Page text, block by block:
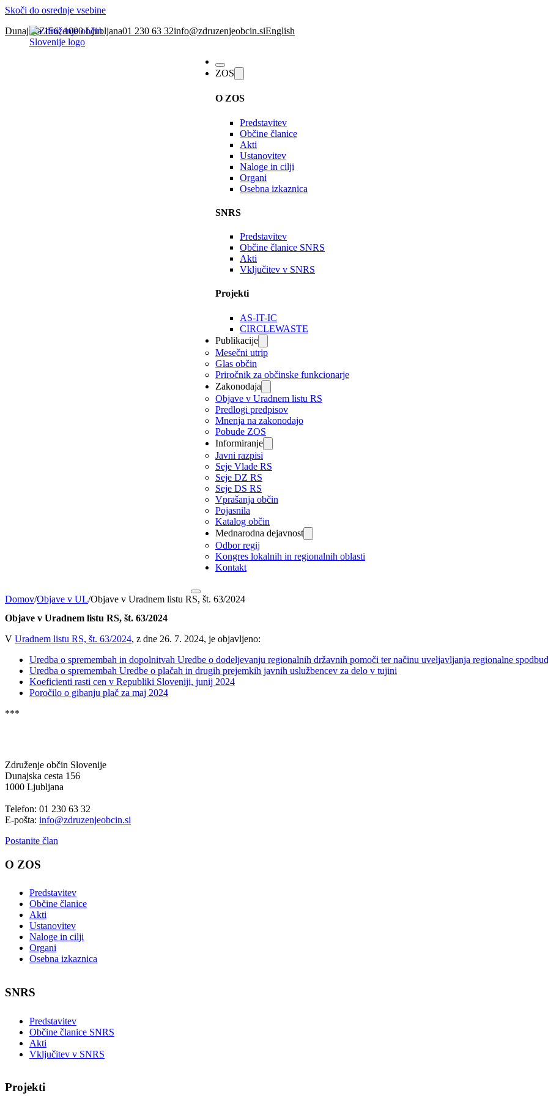
Skoči do osrednje vsebine
Dunajska 156, 1000 Ljubljana01 230 63 32info@zdruzenjeobcin.siEnglish
ZOS
O ZOS
Predstavitev
Občine članice
Akti
Ustanovitev
Naloge in cilji
Organi
Osebna izkaznica
SNRS
Predstavitev
Občine članice SNRS
Akti
Vključitev v SNRS
Projekti
AS-IT-IC
CIRCLEWASTE
Publikacije
Mesečni utrip
Glas občin
Priročnik za občinske funkcionarje
Zakonodaja
Objave v Uradnem listu RS
Predlogi predpisov
Mnenja na zakonodajo
Pobude ZOS
Informiranje
Javni razpisi
Seje Vlade RS
Seje DZ RS
Seje DS RS
Vprašanja občin
Pojasnila
Katalog občin
Mednarodna dejavnost
Odbor regij
Kongres lokalnih in regionalnih oblasti
Kontakt
Domov/Objave v UL/Objave v Uradnem listu RS, št. 63/2024
Objave v Uradnem listu RS, št. 63/2024
V Uradnem listu RS, št. 63/2024, z dne 26. 7. 2024, je objavljeno:
Uredba o spremembah in dopolnitvah Uredbe o dodeljevanju regionalnih državnih pomoči ter načinu uveljavljanja regionalne
Uredba o spremembah Uredbe o plačah in drugih prejemkih javnih uslužbencev za delo v tujini
Koeficienti rasti cen v Republiki Sloveniji, junij 2024
Poročilo o gibanju plač za maj 2024
***
Združenje občin Slovenije
Dunajska cesta 156
1000 Ljubljana
Telefon: 01 230 63 32
E-pošta: info@zdruzenjeobcin.si
Postanite član
O ZOS
Predstavitev
Občine članice
Akti
Ustanovitev
Naloge in cilji
Organi
Osebna izkaznica
SNRS
Predstavitev
Občine članice SNRS
Akti
Vključitev v SNRS
Projekti